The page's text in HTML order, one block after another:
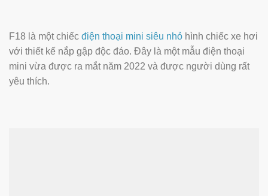
F18 là một chiếc điện thoại mini siêu nhỏ hình chiếc xe hơi
với thiết kế nắp gập độc đáo. Đây là một mẫu điện thoại
mini vừa được ra mắt năm 2022 và được người dùng rất
yêu thích.